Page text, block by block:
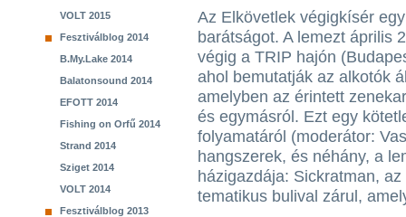
VOLT 2015
Fesztiválblog 2014
B.My.Lake 2014
Balatonsound 2014
EFOTT 2014
Fishing on Orfű 2014
Strand 2014
Sziget 2014
VOLT 2014
Fesztiválblog 2013
Az Elkövetlek végigkísér
barátságot. A lemezt április
végig a TRIP hajón
ahol bemutatják az alkotók
amelyben az érintett
és egymásról. Ezt egy
folyamatáról (moderátor:
hangszerek, és néhány, a
házigazdája: Sickratman,
tematikus bulival zárul,